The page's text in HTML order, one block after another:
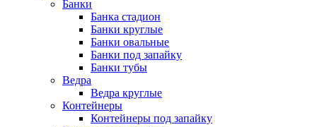
Банки
Банка стадион
Банки круглые
Банки овальные
Банки под запайку
Банки тубы
Ведра
Ведра круглые
Контейнеры
Контейнеры под запайку